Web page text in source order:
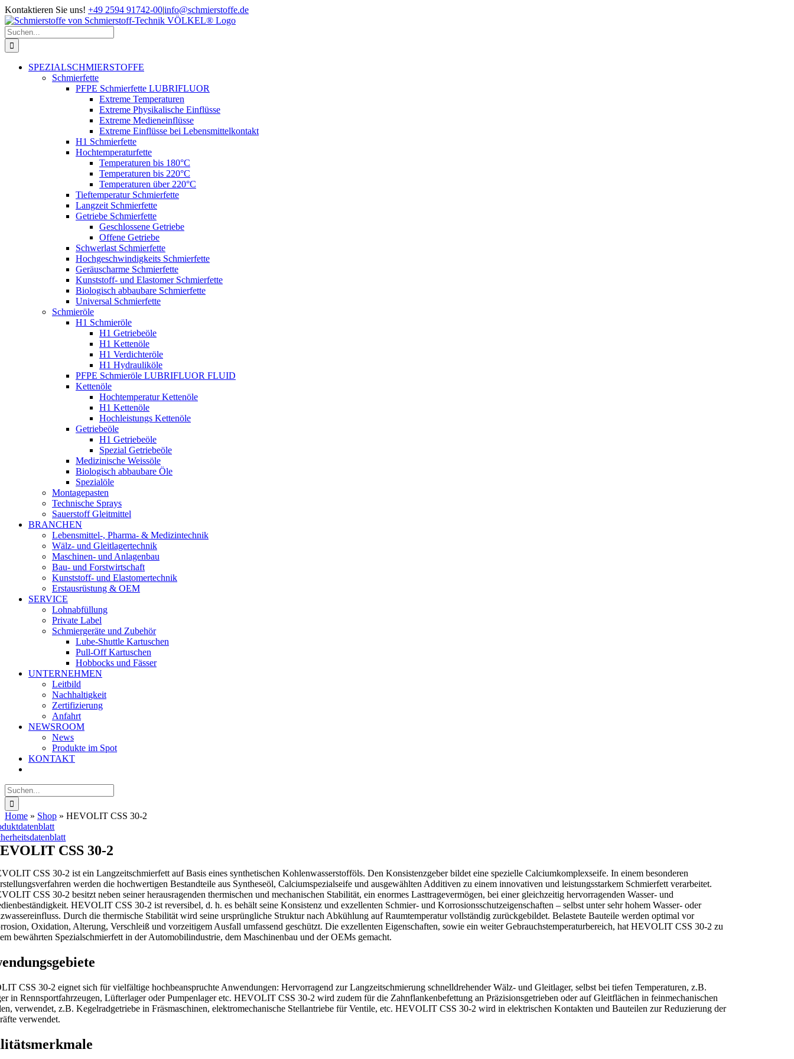
Zum
Inhalt
springen
Kontaktieren Sie uns! +49 2594 91742-00|info@schmierstoffe.de
Suche
nach:
SPEZIALSCHMIERSTOFFE
Schmierfette
PFPE Schmierfette LUBRIFLUOR
Extreme Temperaturen
Extreme Physikalische Einflüsse
Extreme Medieneinflüsse
Extreme Einflüsse bei Lebensmittelkontakt
H1 Schmierfette
Hochtemperaturfette
Temperaturen bis 180°C
Temperaturen bis 220°C
Temperaturen über 220°C
Tieftemperatur Schmierfette
Langzeit Schmierfette
Getriebe Schmierfette
Geschlossene Getriebe
Offene Getriebe
Schwerlast Schmierfette
Hochgeschwindigkeits Schmierfette
Geräuscharme Schmierfette
Kunststoff- und Elastomer Schmierfette
Biologisch abbaubare Schmierfette
Universal Schmierfette
Schmieröle
H1 Schmieröle
H1 Getriebeöle
H1 Kettenöle
H1 Verdichteröle
H1 Hydrauliköle
PFPE Schmieröle LUBRIFLUOR FLUID
Kettenöle
Hochtemperatur Kettenöle
H1 Kettenöle
Hochleistungs Kettenöle
Getriebeöle
H1 Getriebeöle
Spezial Getriebeöle
Medizinische Weissöle
Biologisch abbaubare Öle
Spezialöle
Montagepasten
Technische Sprays
Sauerstoff Gleitmittel
BRANCHEN
Lebensmittel-, Pharma- & Medizintechnik
Wälz- und Gleitlagertechnik
Maschinen- und Anlagenbau
Bau- und Forstwirtschaft
Kunststoff- und Elastomertechnik
Erstausrüstung & OEM
SERVICE
Lohnabfüllung
Private Label
Schmiergeräte und Zubehör
Lube-Shuttle Kartuschen
Pull-Off Kartuschen
Hobbocks und Fässer
UNTERNEHMEN
Leitbild
Nachhaltigkeit
Zertifizierung
Anfahrt
NEWSROOM
News
Produkte im Spot
KONTAKT
Suche
nach:
Home » Shop » HEVOLIT CSS 30-2
CSS 30-2
CSS 30-2 ist ein Langzeitschmierfett auf Basis eines synthetischen Kohlenwasserstofföls. Den Konsistenzgeber bildet eine spezielle Calciumkomplexseife. In einem besonderen
werden die hochwertigen Bestandteile aus Syntheseöl, Calciumspezialseife und ausgewählten Additiven zu einem innovativen und leistungsstarkem Schmierfett verarbeitet.
CSS 30-2 besitzt neben seiner herausragenden thermischen und mechanischen Stabilität, ein enormes Lasttragevermögen, bei einer gleichzeitig hervorragenden Wasser- und
HEVOLIT CSS 30-2 ist reversibel, d. h. es behält seine Konsistenz und exzellenten Schmier- und Korrosionsschutzeigenschaften – selbst unter sehr hohem Wasser- oder
Durch die thermische Stabilität wird seine ursprüngliche Struktur nach Abkühlung auf Raumtemperatur vollständig zurückgebildet. Belastete Bauteile werden optimal vor
Oxidation, Alterung, Verschleiß und vorzeitigem Ausfall umfassend geschützt. Die exzellenten Eigenschaften, sowie ein weiter Gebrauchstemperaturbereich, hat HEVOLIT CSS 30-2 zu
bewährten Spezialschmierfett in der Automobilindustrie, dem Maschinenbau und der OEMs gemacht.
CSS 30-2 eignet sich für vielfältige hochbeanspruchte Anwendungen: Hervorragend zur Langzeitschmierung schnelldrehender Wälz- und Gleitlager, selbst bei tiefen Temperaturen, z.B.
in Rennsportfahrzeugen, Lüfterlager oder Pumpenlager etc. HEVOLIT CSS 30-2 wird zudem für die Zahnflankenbefettung an Präzisionsgetrieben oder auf Gleitflächen in feinmechanischen
verwendet, z.B. Kegelradgetriebe in Fräsmaschinen, elektromechanische Stellantriebe für Ventile, etc. HEVOLIT CSS 30-2 wird in elektrischen Kontakten und Bauteilen zur Reduzierung der
verwendet.